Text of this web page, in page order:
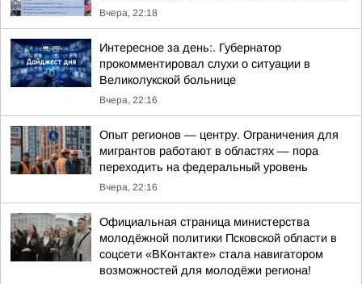
Вчера, 22:18
Интересное за день:. Губернатор
прокомментировал слухи о ситуации в
Великолукской больнице
Вчера, 22:16
Опыт регионов — центру. Ограничения для
мигрантов работают в областях — пора
переходить на федеральный уровень
Вчера, 22:16
Официальная страница министерства
молодёжной политики Псковской области в
соцсети «ВКонтакте» стала навигатором
возможностей для молодёжи региона!